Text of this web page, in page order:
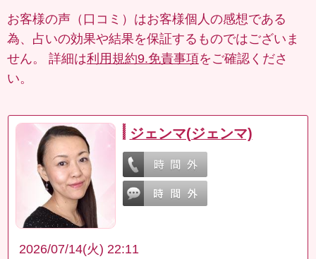
お客様の声（口コミ）はお客様個人の感想である
為、占いの効果や結果を保証するものではございま
せん。 詳細は利用規約9.免責事項をご確認くださ
い。
ジェンマ(ジェンマ)
2026/07/14(火) 22:11